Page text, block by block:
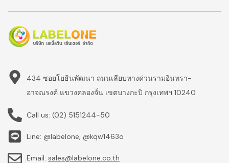
434 ซอยโยธินพัฒนา ถนนเลียบทางด่วนรามอินทรา-
อาจณรงค์ แขวงคลองจั่น เขตบางกะปิ กรุงเทพฯ 10240
Call us: (02) 5151244-50
Line: @labelone, @kqw1463o
Email: sales@labelone.co.th